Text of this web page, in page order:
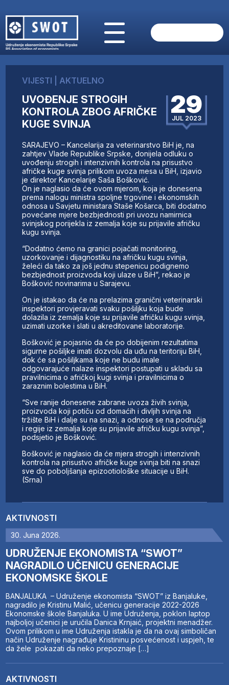
O NAMA
AKTUELNO
ANALIZE
KOMPANIJE
FINANSIJE
IZ STRANIH MEDIJA
AKTIVNOSTI
SWOT INTERVJU
UČLANI SE
KONTAKT
AKTIVNOSTI
30. Juna 2026.
UDRUŽENJE EKONOMISTA “SWOT”
NAGRADILO UČENICU GENERACIJE
EKONOMSKE ŠKOLE
BANJALUKA – Udruženje ekonomista “SWOT” iz Banjaluke,
nagradilo je Kristinu Malić, učenicu generacije 2022-2026
Ekonomske škole Banjaluka. U ime Udruženja, poklon laptop
najboljoj učenici je uručila Danica Krnjaić, projektni menadžer.
Ovom prilikom u ime Udruženja istakla je da na ovaj simboličan
način Udruženje nagrađuje Kristininu posvećenost i uspjeh, te
da žele pokazati da neko prepoznaje […]
AKTIVNOSTI
VIJESTI AKTUELNO
UVOĐENJE STROGIH
KONTROLA ZBOG AFRIČKE
KUGE SVINJA
29
JUL 2023
SARAJEVO – Kancelarija za veterinarstvo BiH je, na
zahtjev Vlade Republike Srpske, donijela odluku o
uvođenju strogih i intenzivnih kontrola na prisustvo
afričke kuge svinja prilikom uvoza mesa u BiH, izjavio
je direktor Kancelarije Saša Bošković.
On je naglasio da će ovom mjerom, koja je donesena
prema nalogu ministra spoljne trgovine i ekonomskih
odnosa u Savjetu ministara Staše Košarca, biti dodatno
povećane mjere bezbjednosti pri uvozu namirnica
svinjskog porijekla iz zemalja koje su prijavile afričku
kugu svinja.
“Dodatno ćemo na granici pojačati monitoring,
uzorkovanje i dijagnostiku na afričku kugu svinja,
želeći da tako za još jednu stepenicu podignemo
bezbjednost proizvoda koji ulaze u BiH”, rekao je
Bošković novinarima u Sarajevu.
On je istakao da će na prelazima granični veterinarski
inspektori provjeravati svaku pošiljku koja bude
dolazila iz zemalja koje su prijavile afričku kugu svinja,
uzimati uzorke i slati u akreditovane laboratorije.
Bošković je pojasnio da će po dobijenim rezultatima
sigurne pošiljke imati dozvolu da uđu na teritoriju BiH,
dok će sa pošiljkama koje ne budu imale
odgovarajuće nalaze inspektori postupati u skladu sa
pravilnicima o afričkoj kugi svinja i pravilnicima o
zaraznim bolestima u BiH.
“Sve ranije donesene zabrane uvoza živih svinja,
proizvoda koji potiču od domaćih i divljih svinja na
tržište BiH i dalje su na snazi, a odnose se na područja
i regije iz zemalja koje su prijavile afričku kugu svinja”,
podsjetio je Bošković.
Bošković je naglasio da će mjera strogih i intenzivnih
kontrola na prisustvo afričke kuge svinja biti na snazi
sve do poboljšanja epizootiološke situacije u BiH.
(Srna)